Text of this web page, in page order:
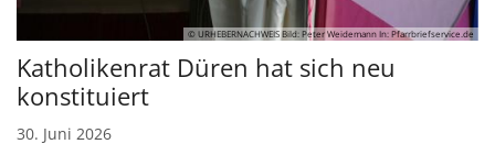
© URHEBERNACHWEIS Bild: Peter Weidemann In: Pfarrbriefservice.de
Katholikenrat Düren hat sich neu
konstituiert
30. Juni 2026